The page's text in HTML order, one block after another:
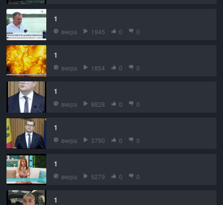
1
вчера 1945 0 0
1
вчера 1854 0 0
1
вчера 8828 0 0
1
вчера 3790 0 0
1
вчера 5279 0 0
1